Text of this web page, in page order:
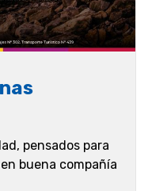
pensados para
buena compañía